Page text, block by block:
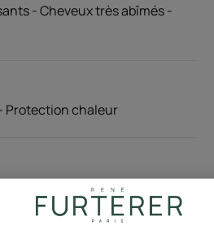
- Cheveux très abîmés -
Protection chaleur
rinçage pour pointes
et limite la formation des